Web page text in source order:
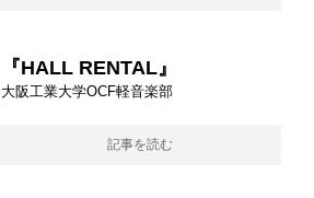
『HALL RENTAL』
大阪工業大学OCF軽音楽部
記事を読む